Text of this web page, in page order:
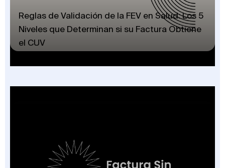
Reglas de Validación de la FEV en Salud: Los 5
Niveles que Determinan si su Factura Obtiene
el CUV